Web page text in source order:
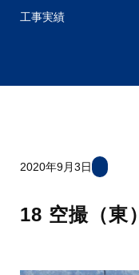
工事実績
2020年9月3日
18 空撮（東）